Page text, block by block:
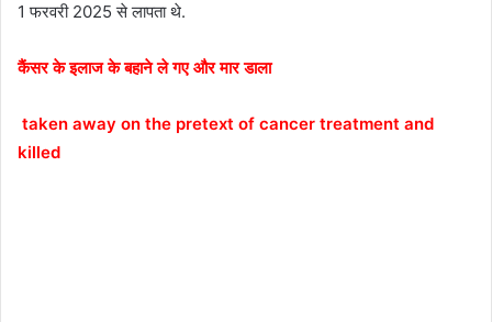
1 फरवरी 2025 से लापता थे.
कैंसर के इलाज के बहाने ले गए और मार डाला
taken away on the pretext of cancer treatment and
killed